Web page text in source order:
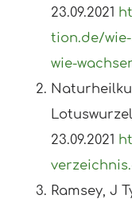
23.09.2021
tion.de/
wie-
23.09.2021
Ramsey, J